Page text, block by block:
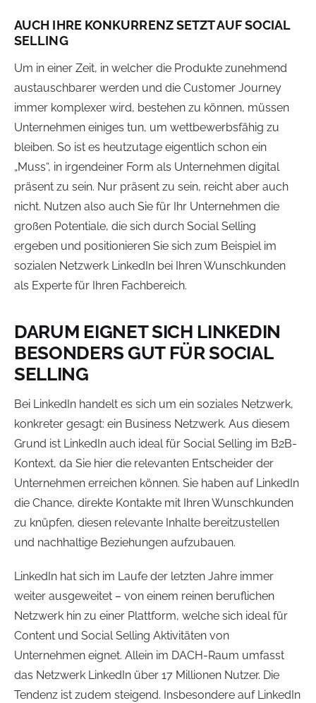
AUCH IHRE KONKURRENZ SETZT AUF SOCIAL
SELLING
Um in einer Zeit, in welcher die Produkte zunehmend
austauschbarer werden und die Customer Journey
immer komplexer wird, bestehen zu können, müssen
Unternehmen einiges tun, um wettbewerbsfähig zu
bleiben. So ist es heutzutage eigentlich schon ein
„Muss“, in irgendeiner Form als Unternehmen digital
präsent zu sein. Nur präsent zu sein, reicht aber auch
nicht. Nutzen also auch Sie für Ihr Unternehmen die
großen Potentiale, die sich durch Social Selling
ergeben und positionieren Sie sich zum Beispiel im
sozialen Netzwerk LinkedIn bei Ihren Wunschkunden
als Experte für Ihren Fachbereich.
DARUM EIGNET SICH LINKEDIN
BESONDERS GUT FÜR SOCIAL
SELLING
Bei LinkedIn handelt es sich um ein soziales Netzwerk,
konkreter gesagt: ein Business Netzwerk. Aus diesem
Grund ist LinkedIn auch ideal für Social Selling im B2B-
Kontext, da Sie hier die relevanten Entscheider der
Unternehmen erreichen können. Sie haben auf LinkedIn
die Chance, direkte Kontakte mit Ihren Wunschkunden
zu knüpfen, diesen relevante Inhalte bereitzustellen
und nachhaltige Beziehungen aufzubauen.
LinkedIn hat sich im Laufe der letzten Jahre immer
weiter ausgeweitet – von einem reinen beruflichen
Netzwerk hin zu einer Plattform, welche sich ideal für
Content und Social Selling Aktivitäten von
Unternehmen eignet. Allein im DACH-Raum umfasst
das Netzwerk LinkedIn über 17 Millionen Nutzer. Die
Tendenz ist zudem steigend. Insbesondere auf LinkedIn